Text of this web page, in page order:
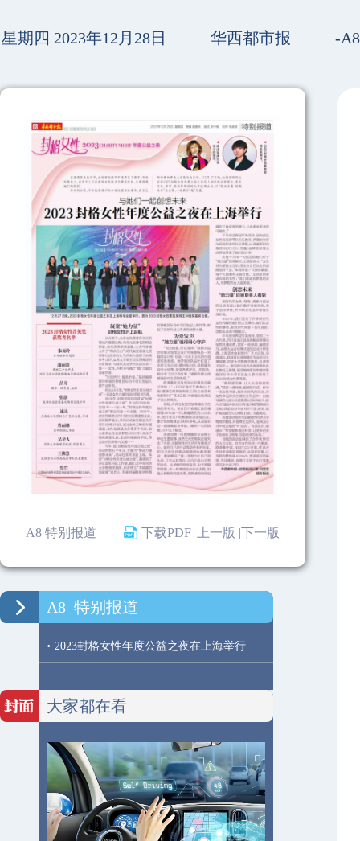
星期四 2023年12月28日 华西都市报 -
A8 特别报道 下载PDF 下一版
上一版 |
A8 特别报道
· 2023封格女性年度公益之夜在上海举行
大家都在看